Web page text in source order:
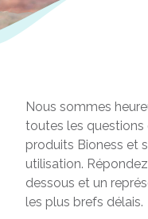
Nous sommes
toutes les questions
produits Bioness et
utilisation.
dessous et un
les plus brefs délais.